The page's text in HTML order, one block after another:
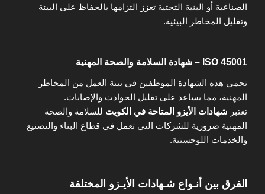
الصناعية أو البنية التحتية تعزز التزامها بالحفاظ على البيئة
وتقليل المخاطر البيئية.
ISO 45001 – شهادة السلامة والصحة المهنية
تحمي هذه الشهادة الموظفين في بيئة العمل من المخاطر
المهنية، مما يساعد على تقليل الحوادث والإصابات.
تعتبر شهادات الأيزو المتاحة في الكويت للسلامة والصحة
المهنية ضرورية للشركات التي تعمل في قطاع البناء والتصنيع
والخدمات اللوجستية.
الفرق بين أنـواع شـهادات الأيـزو المختلفة